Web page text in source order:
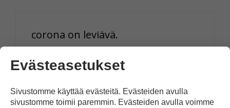
corona on leviävä.
Vastaa
Evästeasetukset
Sivustomme käyttää evästeitä. Evästeiden avulla
sivustomme toimii paremmin. Evästeiden avulla voimme